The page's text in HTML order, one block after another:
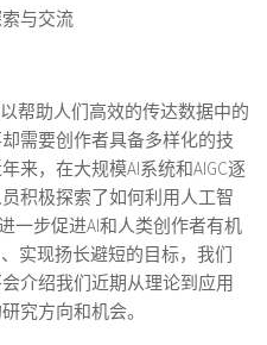
与交流
帮助人们高效的传达数据中的
需要创作者具备多样化的技
来，在大规模AI系统和AIGC逐
积极探索了如何利用人工智
一步促进AI和人类创作者有机
实现扬长避短的目标，我们
介绍我们近期从理论到应用
究方向和机会。